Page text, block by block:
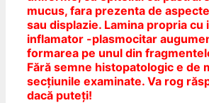
mucus, fara prezenta de
sau displazie. Lamina propria cu
inflamator -plasmocitar
formarea pe unul din
Fără semne histopatologic e de
secțiunile examinate. Va rog
dacă puteți!